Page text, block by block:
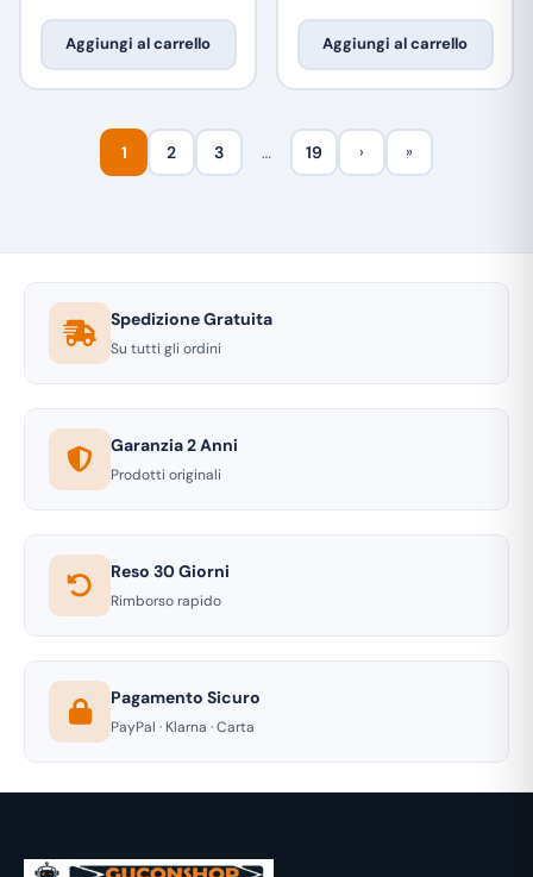
Aggiungi al carrello Aggiungi al carrello
1 2 3 … 19 › »
Spedizione Gratuita
Su tutti gli ordini
Garanzia 2 Anni
Prodotti originali
Reso 30 Giorni
Rimborso rapido
Pagamento Sicuro
PayPal · Klarna · Carta